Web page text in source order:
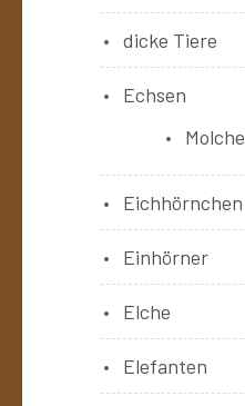
dicke Tiere
Echsen
Molche
Eichhörnchen
Einhörner
Elche
Elefanten